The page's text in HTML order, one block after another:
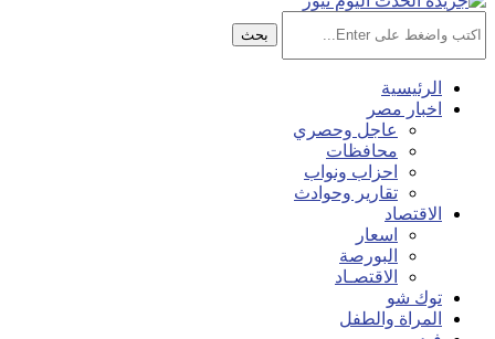
بحث
الرئيسية
اخبار مصر
عاجل وحصري
محافظات
احزاب ونواب
تقارير وحوادث
الاقتصاد
اسعار
البورصة
الاقتصـاد
توك شو
المراة والطفل